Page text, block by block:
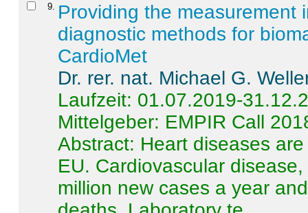
9
Providing the measurement
diagnostic methods for
CardioMet
Dr. rer. nat. Michael G.
Laufzeit: 01.07.2019-
Mittelgeber: EMPIR Call
Abstract: Heart diseases
EU. Cardiovascular
million new cases a year